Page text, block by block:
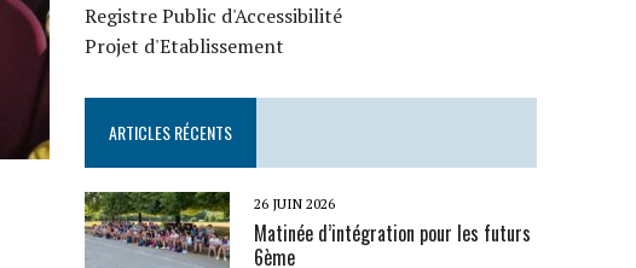
Registre Public d'Accessibilité
Projet d'Etablissement
ARTICLES RÉCENTS
26 JUIN 2026
Matinée d’intégration pour les futurs
6ème